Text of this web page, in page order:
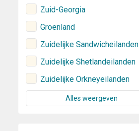
Zuid-Georgia
Groenland
Zuidelijke Sandwicheilanden
Zuidelijke Shetlandeilanden
Zuidelijke Orkneyeilanden
Alles weergeven